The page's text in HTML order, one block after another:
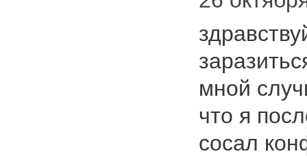
мной
что я
сосал